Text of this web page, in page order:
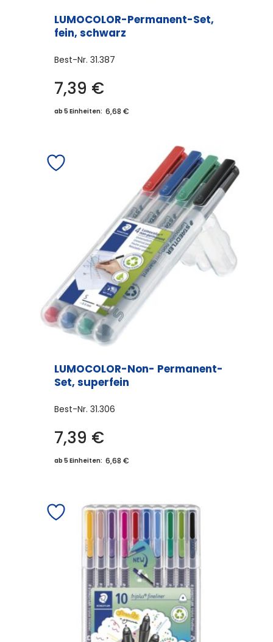
LUMOCOLOR-Permanent-Set,
fein, schwarz
Best-Nr. 31.387
7,39 €
ab 5 Einheiten: 6,68 €
LUMOCOLOR-Non- Permanent-
Set, superfein
Best-Nr. 31.306
7,39 €
ab 5 Einheiten: 6,68 €